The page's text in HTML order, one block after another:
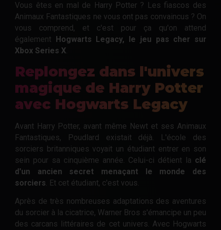
Vous êtes en mal de Harry Potter ? Les fiascos des
Animaux Fantastiques ne vous ont pas convaincus ? On
vous comprend, et c'est pour ça qu'on attend
également
Hogwarts Legacy, le jeu pas cher sur
Xbox Series X.
Replongez dans l'univers
magique de Harry Potter
avec Hogwarts Legacy
Avant Harry Potter, avant même Newt et ses Animaux
Fantastiques, Poudlard existait déjà. L'école des
sorciers britanniques voyait un étudiant entrer en son
sein pour sa cinquième année. Celui-ci détient la clé
d'un ancien secret menaçant le monde des
sorciers . Et cet étudiant, c'est vous.
Après de très nombreuses adaptations des aventures
du sorcier à la cicatrice, Warner Bros s'émancipe un peu
des carcans littéraires de cet univers. Avec Hogwarts